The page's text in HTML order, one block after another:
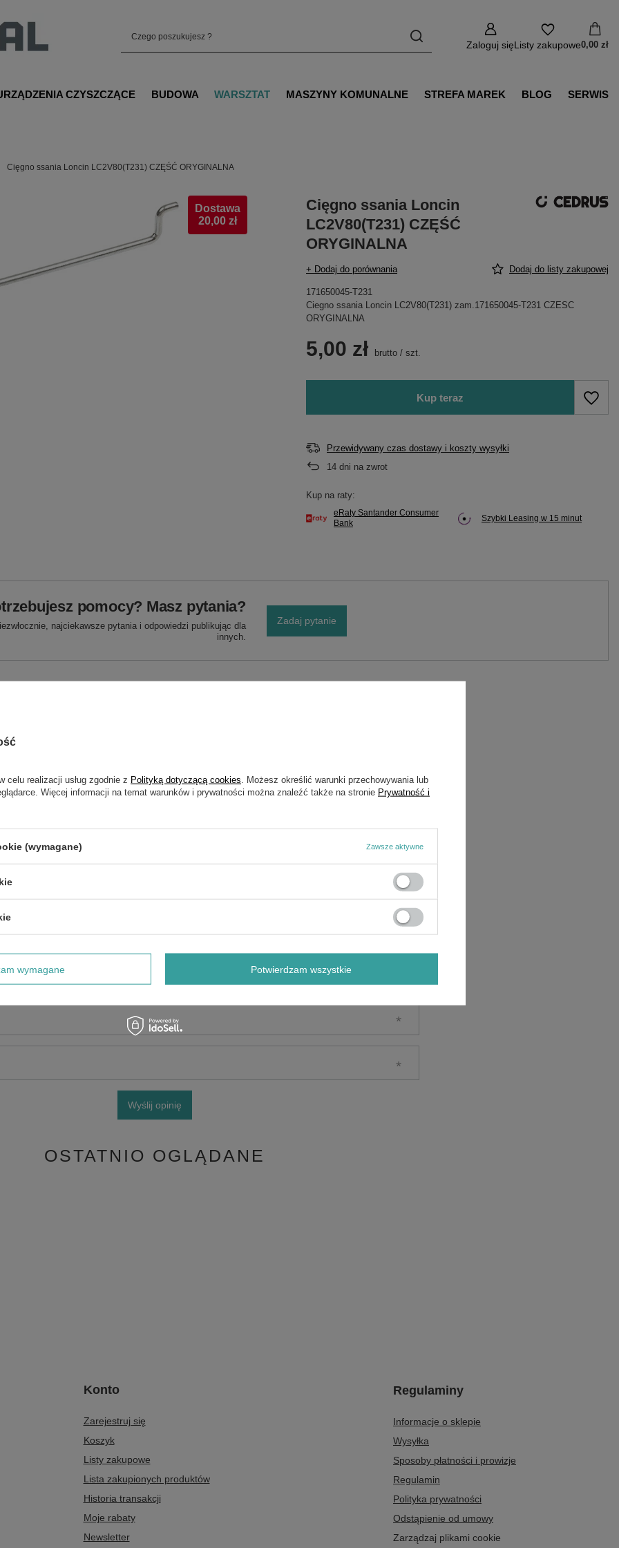
Zaloguj sięListy zakupowe0,00 zł
CZYSZCZĄCE BUDOWA WARSZTAT MASZYNY KOMUNALNE STREFA MAREK BLOG SERWIS
Cięgno ssania Loncin LC2V80(T231) CZĘŚĆ ORYGINALNA
Dostawa
20,00 zł
Cięgno ssania Loncin
LC2V80(T231) CZĘŚĆ
ORYGINALNA
+ Dodaj do porównania Dodaj do listy zakupowej
171650045-T231
Ciegno ssania Loncin LC2V80(T231) zam.171650045-T231 CZESC
ORYGINALNA
5,00 zł brutto /szt.
Kup teraz
Przewidywany czas dostawy i koszty wysyłki
14 dni na zwrot
Kup na raty:
eRaty Santander Consumer
Bank
Szybki Leasing w 15 minut
pomocy? Masz pytania?
najciekawsze pytania i odpowiedzi publikując dla
innych.
Zadaj pytanie
NAPISZ SWOJĄ OPINIĘ
produktu:
Wyślij opinię
OSTATNIO OGLĄDANE
Konto
Zarejestruj się
Koszyk
Listy zakupowe
Lista zakupionych produktów
Historia transakcji
Moje rabaty
Newsletter
Regulaminy
Informacje o sklepie
Wysyłka
Sposoby płatności i prowizje
Regulamin
Polityka prywatności
Odstąpienie od umowy
Zarządzaj plikami cookie
celu realizacji usług zgodnie z Polityką dotyczącą cookies . Możesz określić warunki przechowywania lub
Więcej informacji na temat warunków i prywatności można znaleźć także na stronie Prywatność i
(wymagane) Zawsze aktywne
wymagane Potwierdzam wszystkie